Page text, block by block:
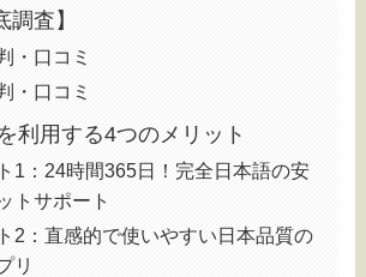
査】
・口コミ
・口コミ
利用する4つのメリット
1：24時間365日！完全日本語の安
トサポート
2：直感的で使いやすい日本品質の
リ